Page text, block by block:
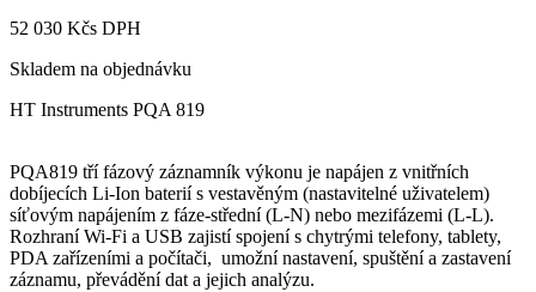
52 030 Kčs DPH
Skladem na objednávku
HT Instruments PQA 819
PQA819 tří fázový záznamník výkonu je napájen z vnitřních
dobíjecích Li-Ion baterií s vestavěným (nastavitelné uživatelem)
síťovým napájením z fáze-střední (L-N) nebo mezifázemi (L-L).
Rozhraní Wi-Fi a USB zajistí spojení s chytrými telefony, tablety,
PDA zařízeními a počítači, umožní nastavení, spuštění a zastavení
záznamu, převádění dat a jejich analýzu.